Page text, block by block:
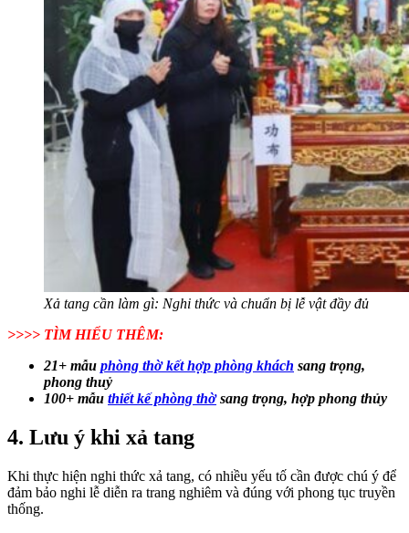
Xả tang cần làm gì: Nghi thức và chuẩn bị lễ vật đầy đủ
>>>> TÌM HIỂU THÊM:
21+ mẫu phòng thờ kết hợp phòng khách sang trọng,
phong thuỷ
100+ mẫu thiết kế phòng thờsang trọng, hợp phong thủy
4. Lưu ý khi xả tang
Khi thực hiện nghi thức xả tang, có nhiều yếu tố cần được chú ý để
đảm bảo nghi lễ diễn ra trang nghiêm và đúng với phong tục truyền
thống.